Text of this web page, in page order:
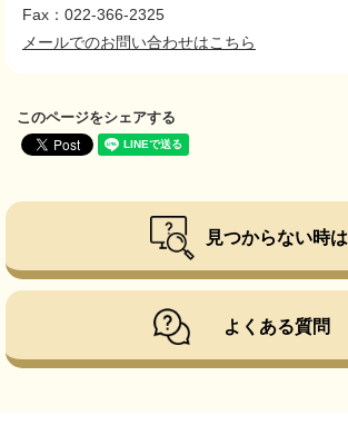
Fax：022-366-2325
メールでのお問い合わせはこちら
このページをシェアする
見つからない時は
よくある質問